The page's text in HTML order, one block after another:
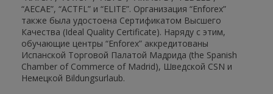
“AECAE”, “ACTFL” и “ELITE”. Организация “Enforex”
также была удостоена Сертификатом Высшего
Качества (Ideal Quality Certificate). Наряду с этим,
обучающие центры “Enforex” аккредитованы
Испанской Торговой Палатой Мадрида (the Spanish
Chamber of Commerce of Madrid), Шведской CSN и
Немецкой Bildungsurlaub.